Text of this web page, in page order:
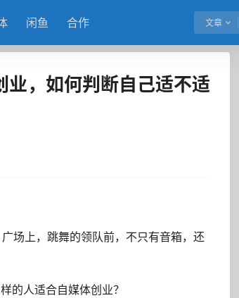
闲鱼 合作 文章
业，如何判断自己适不适
场上，跳舞的领队前，不只有音箱，还
的人适合自媒体创业？